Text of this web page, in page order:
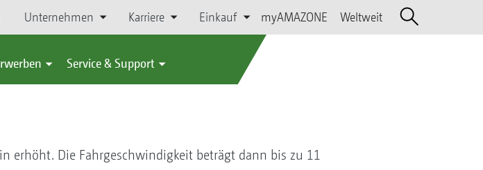
Unternehmen Karriere Einkauf myAMAZONE Weltweit
Service & Support
erhöht. Die Fahrgeschwindigkeit beträgt dann bis zu 11